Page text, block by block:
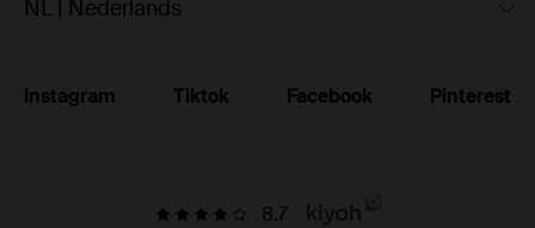
NL | Nederlands
Instagram Tiktok Facebook Pinterest
8.7